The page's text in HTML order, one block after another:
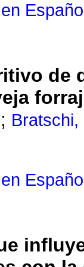
de
; Bratschi,